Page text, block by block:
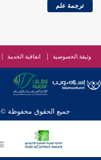
ترجمة علم
وثيقة الخصوصية اتفاقية الخدمة
جميع الحقوق محفوظة © 2026 - 1998 لشبكة إسلام ويب